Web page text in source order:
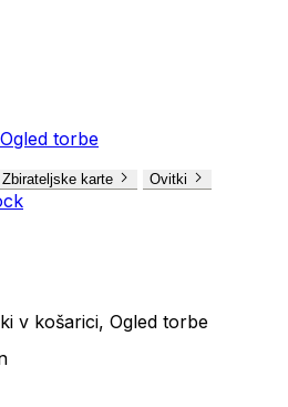
torbe
Zbirateljske karte
Ovitki
v košarici, Ogled torbe